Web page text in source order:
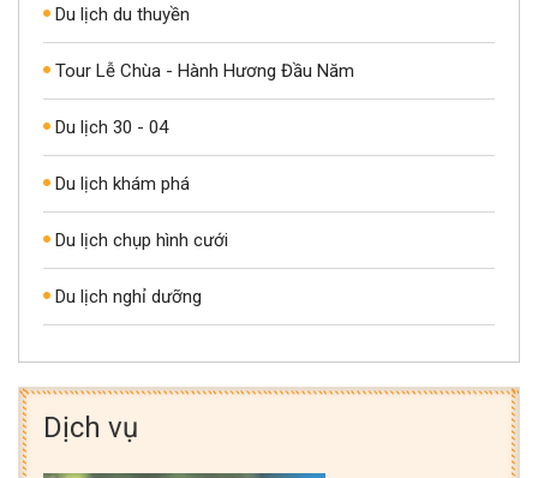
Du lịch du thuyền
Tour Lễ Chùa - Hành Hương Đầu Năm
Du lịch 30 - 04
Du lịch khám phá
Du lịch chụp hình cưới
Du lịch nghỉ dưỡng
Dịch vụ